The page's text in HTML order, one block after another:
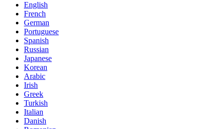
English
French
German
Portuguese
Spanish
Russian
Japanese
Korean
Arabic
Irish
Greek
Turkish
Italian
Danish